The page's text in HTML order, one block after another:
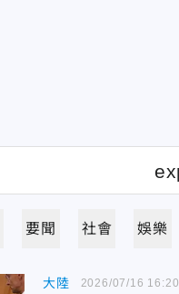
要聞 社會 娛樂
大陸 2026/07/16 16:20